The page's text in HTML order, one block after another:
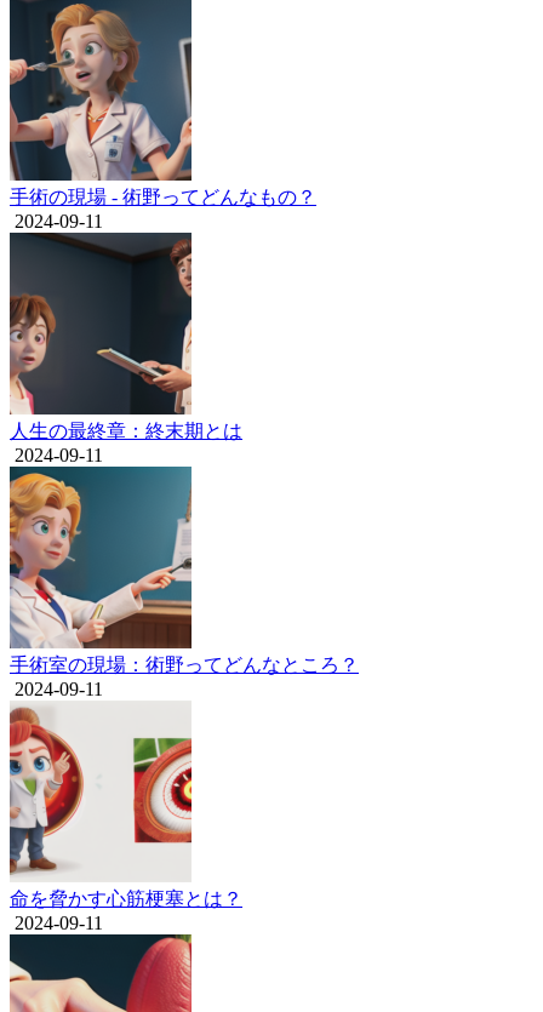
手術の現場 - 術野ってどんなもの？
2024-09-11
人生の最終章：終末期とは
2024-09-11
手術室の現場：術野ってどんなところ？
2024-09-11
命を脅かす心筋梗塞とは？
2024-09-11